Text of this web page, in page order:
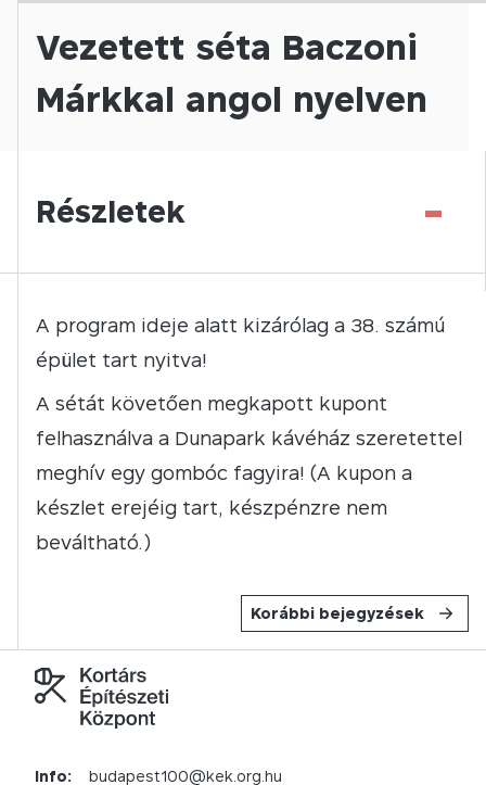
Vezetett séta Baczoni
Márkkal angol nyelven
Részletek -
A program ideje alatt kizárólag a 38. számú
épület tart nyitva!
A sétát követően megkapott kupont
felhasználva a Dunapark kávéház szeretettel
meghív egy gombóc fagyira! (A kupon a
készlet erejéig tart, készpénzre nem
beváltható.)
Korábbi bejegyzések
Info: budapest100@kek.org.hu